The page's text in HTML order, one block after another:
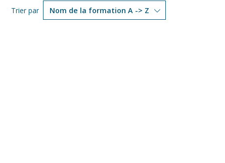
Trier par Nom de la formation A -> Z